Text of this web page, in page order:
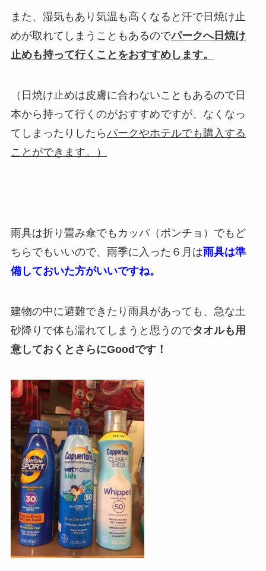
また、湿気もあり気温も高くなると汗で日焼け止
めが取れてしまうこともあるのでパークへ日焼け
止めも持って行くことをおすすめします。
（日焼け止めは皮膚に合わないこともあるので日
本から持って行くのがおすすめですが、なくなっ
てしまったりしたらパークやホテルでも購入する
ことができます。）
雨具は折り畳み傘でもカッパ（ポンチョ）でもど
ちらでもいいので、雨季に入った６月は雨具は準
備しておいた方がいいですね。
建物の中に避難できたり雨具があっても、急な土
砂降りで体も濡れてしまうと思うのでタオルも用
意しておくとさらにGoodです！